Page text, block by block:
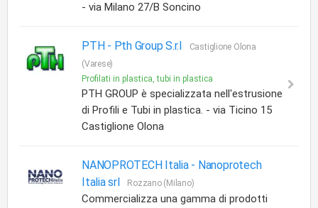
- via Milano 27/B Soncino
PTH - Pth Group S.r.l
Castiglione Olona
(Varese)
Profilati in plastica, tubi in plastica
PTH GROUP è specializzata nell'estrusione
di Profili e Tubi in plastica. - via Ticino 15
Castiglione Olona
NANOPROTECH Italia - Nanoprotech
Italia srl
Rozzano (Milano)
Commercializza una gamma di prodotti